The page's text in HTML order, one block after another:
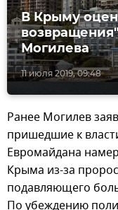
11 июля 2019, 09:48
В Крыму
Могилева
Ранее Могилев
пришедшие к
Евромайдана
Крыма из-за
подавляющего
По убеждению